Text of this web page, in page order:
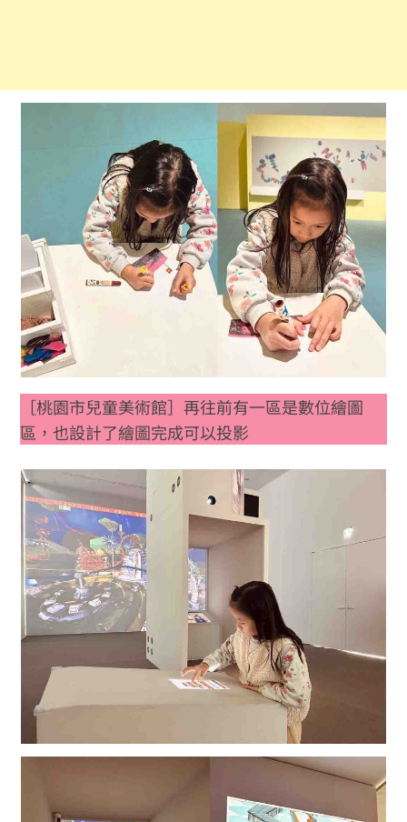
［桃園市兒童美術館］再往前有一區是數位繪圖
區，也設計了繪圖完成可以投影